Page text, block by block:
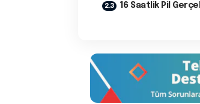
16 Saatlik Pil